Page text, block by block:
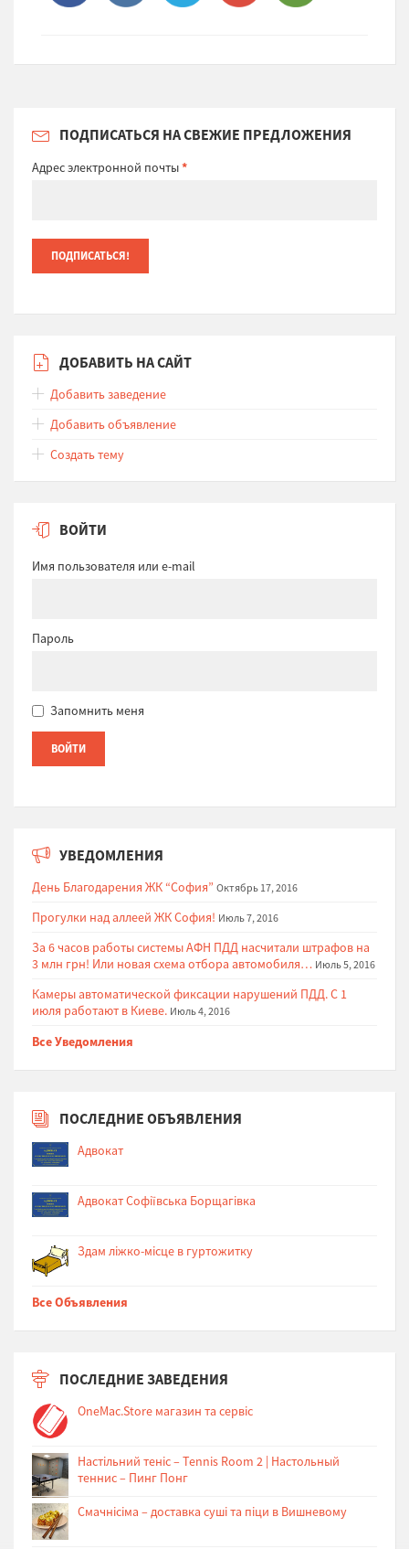
ПОДПИСАТЬСЯ НА СВЕЖИЕ ПРЕДЛОЖЕНИЯ
Адрес электронной почты*
ДОБАВИТЬ НА САЙТ
Добавить заведение
Добавить объявление
Создать тему
ВОЙТИ
Имя пользователя или e-mail
Пароль
Запомнить меня
УВЕДОМЛЕНИЯ
День Благодарения ЖК “София” Октябрь 17, 2016
Прогулки над аллеей ЖК София! Июль 7, 2016
За 6 часов работы системы АФН ПДД насчитали штрафов на
3 млн грн! Или новая схема отбора автомобиля… Июль 5, 2016
Камеры автоматической фиксации нарушений ПДД. С 1
июля работают в Киеве. Июль 4, 2016
Все Уведомления
ПОСЛЕДНИЕ ОБЪЯВЛЕНИЯ
Адвокат
Адвокат Софіївська Борщагівка
Здам ліжко-місце в гуртожитку
Все Объявления
ПОСЛЕДНИЕ ЗАВЕДЕНИЯ
OneMac.Store магазин та сервіс
Настільний теніс – Tennis Room 2 | Настольный
теннис – Пинг Понг
Cмачнісіма – доставка суші та піци в Вишневому